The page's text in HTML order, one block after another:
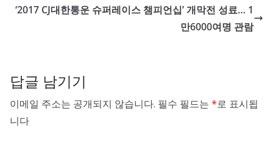
‘2017 CJ대한통운 슈퍼레이스 챔피언십’ 개막전 성료… 1
만6000여명 관람
답글 남기기
이메일 주소는 공개되지 않습니다. 필수 필드는 *로 표시됩
니다